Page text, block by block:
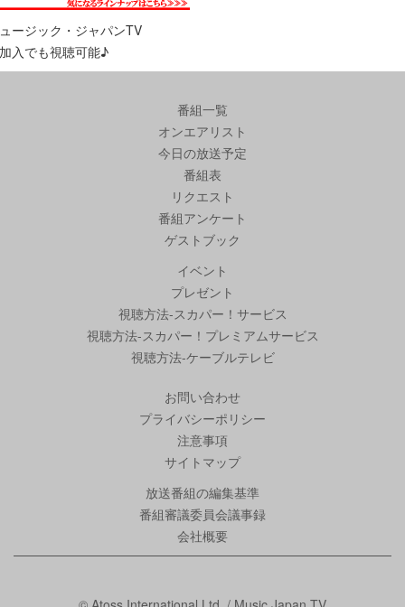
ージック・ジャパンTV
入でも視聴可能♪
番組一覧
オンエアリスト
今日の放送予定
番組表
リクエスト
番組アンケート
ゲストブック
イベント
プレゼント
視聴方法-スカパー！サービス
視聴方法-スカパー！プレミアムサービス
視聴方法-ケーブルテレビ
お問い合わせ
プライバシーポリシー
注意事項
サイトマップ
放送番組の編集基準
番組審議委員会議事録
会社概要